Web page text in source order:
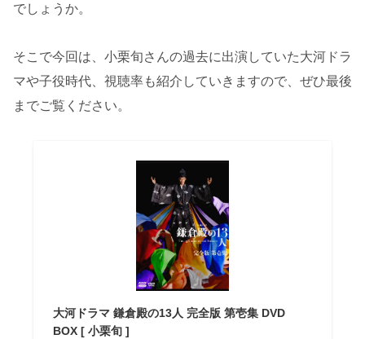
でしょうか。
そこで今回は、小栗旬さんの過去に出演していた大河ドラ
マや子役時代、視聴率も紹介していきますので、ぜひ最後
までご覧ください。
大河ドラマ 鎌倉殿の13人 完全版 第壱集 DVD
BOX [ 小栗旬 ]